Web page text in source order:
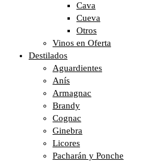
Cava
Cueva
Otros
Vinos en Oferta
Destilados
Aguardientes
Anís
Armagnac
Brandy
Cognac
Ginebra
Licores
Pacharán y Ponche